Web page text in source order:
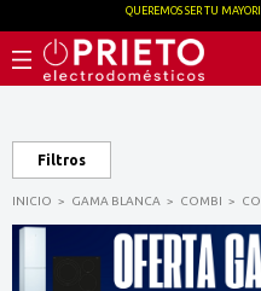
Filtros
INICIO GAMA BLANCA COMBI
QUEREMOS SER TU